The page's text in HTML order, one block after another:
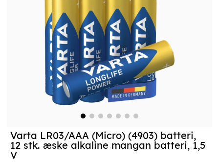
Varta LR03/AAA (Micro) (4903) batteri,
12 stk. æske alkaline mangan batteri, 1,5
V